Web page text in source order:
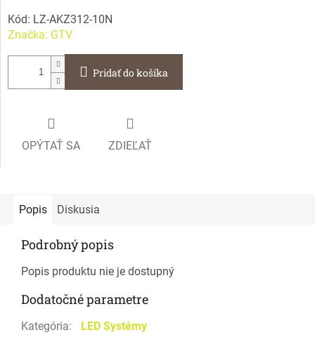
Kód: LZ-AKZ312-10N
Značka: GTV
Pridať do košíka
OPÝTAŤ SA ZDIEĽAŤ
Popis Diskusia
Podrobný popis
Popis produktu nie je dostupný
Dodatočné parametre
Kategória:
LED Systémy